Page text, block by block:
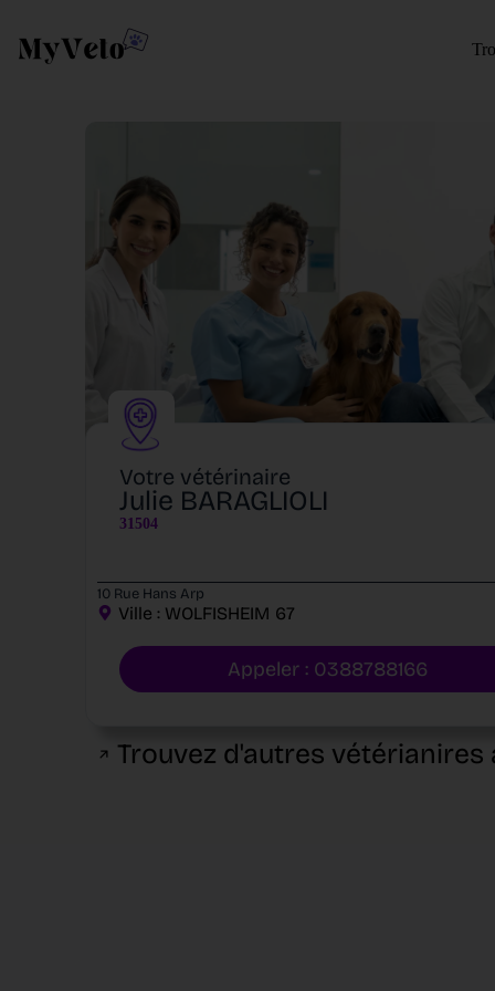
Votre vétérinaire
Julie BARAGLIOLI
31504
10 Rue Hans Arp
Ville : WOLFISHEIM 67
Appeler : 0388788166
Trouvez d'autres vétérianires